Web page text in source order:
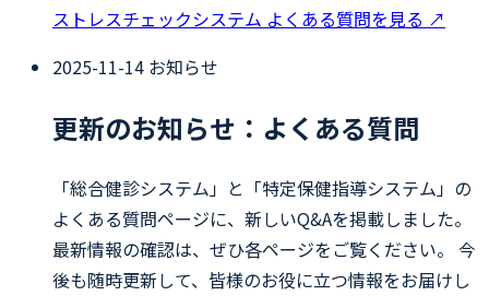
ストレスチェックシステム よくある質問を見る ↗
2025-11-14 お知らせ
更新のお知らせ：よくある質問
「総合健診システム」と「特定保健指導システム」の
よくある質問ページに、新しいQ&Aを掲載しました。
最新情報の確認は、ぜひ各ページをご覧ください。 今
後も随時更新して、皆様のお役に立つ情報をお届けし